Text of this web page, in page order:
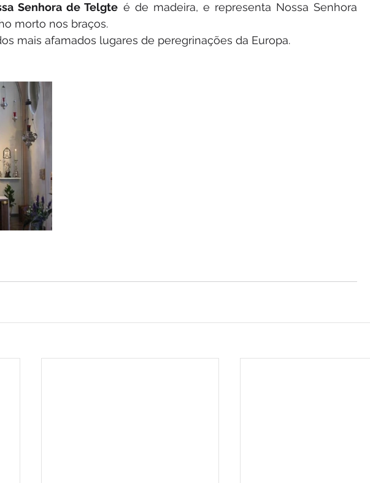
Senhora de Telgte é de madeira, e representa Nossa Senhora
morto nos braços.
mais afamados lugares de peregrinações da Europa.